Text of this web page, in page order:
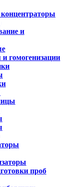
и
гомогенизации
проб